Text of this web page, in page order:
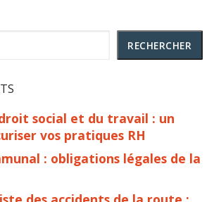
RECHERCHER
social et du travail : un
vos pratiques RH
: obligations légales de la